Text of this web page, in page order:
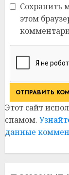
Сохранить
этом
Этот сайт
спамом.
данные